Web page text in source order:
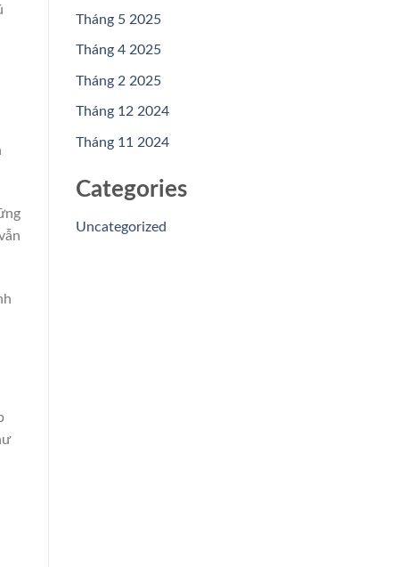
Tháng 5 2025
Tháng 4 2025
Tháng 2 2025
Tháng 12 2024
Tháng 11 2024
Categories
Uncategorized